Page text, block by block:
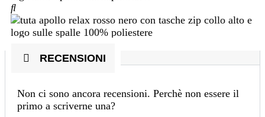
RECENSIONI
Non ci sono ancora recensioni. Perchè non essere il
primo a scriverne una?